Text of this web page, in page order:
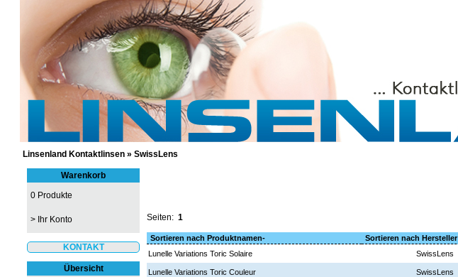
GÜNSTIGE KONTAKTLINSEN UND PFLEGEMITTEL
Linsenland Kontaktlinsen » SwissLens
Warenkorb
0 Produkte
> Ihr Konto
KONTAKT
Übersicht
Seiten: 1
Sortieren nach Produktnamen- Sortieren nach Hersteller
Lunelle Variations Toric Solaire
SwissLens
Lunelle Variations Toric Couleur SwissLens